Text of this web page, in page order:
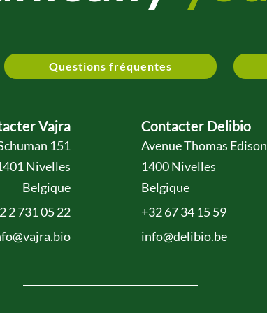
Questions fréquentes
Vajra
151
Nivelles
Belgique
2 731 05 22
Contacter Delibio
Avenue Thomas
1400 Nivelles
Belgique
+32 67 34 15 59
info@delibio.be